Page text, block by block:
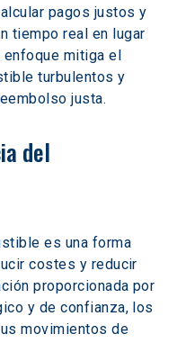
pagos justos y
tiempo real en lugar
enfoque mitiga el
turbulentos y
justa.
del
es una forma
costes y reducir
proporcionada por
y de confianza, los
movimientos de